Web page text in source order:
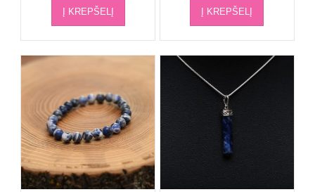
Į KREPŠELĮ Į KREPŠELĮ